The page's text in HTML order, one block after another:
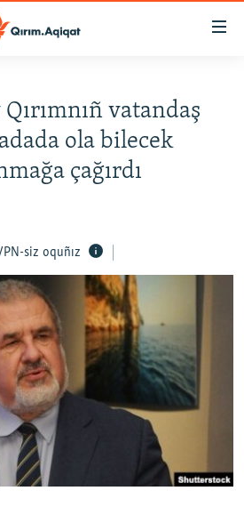
vatandaş
ola bilecek
çağırdı
siz oquñız